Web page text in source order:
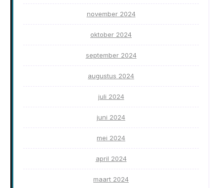
november 2024
oktober 2024
september 2024
augustus 2024
juli 2024
juni 2024
mei 2024
april 2024
maart 2024